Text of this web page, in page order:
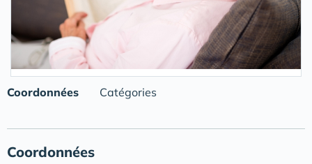
Coordonnées Catégories
Coordonnées